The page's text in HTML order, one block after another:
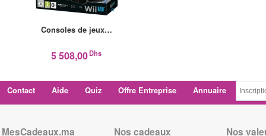
Consoles de jeux…
5 508,00Dhs
Contact Aide Quiz Offre Entreprise Annuaire
MesCadeaux.ma Nos cadeaux Nos